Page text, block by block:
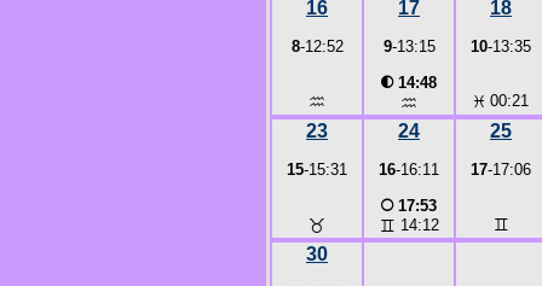
16
8-12:52
♒
17
9-13:15
◐14:48
♒
18
10-13:35
♓ 00:21
23
15-15:31
♉
24
16-16:11
○17:53
♊ 14:12
25
17-17:06
♊
30